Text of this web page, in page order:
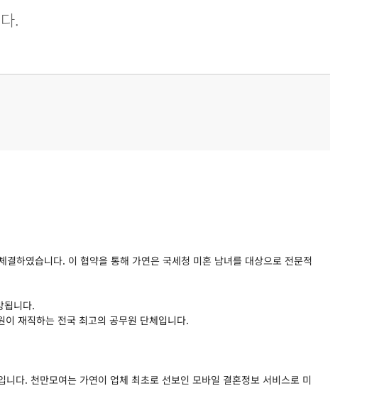
.
하였습니다. 이 협약을 통해 가연은 국세청 미혼 남녀를 대상으로 전문적
됩니다.
재직하는 전국 최고의 공무원 단체입니다.
다. 천만모여는 가연이 업체 최초로 선보인 모바일 결혼정보 서비스로 미